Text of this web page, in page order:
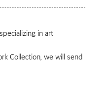
in art
Collection, we will send